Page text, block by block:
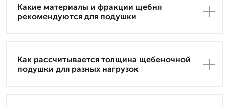
Какие материалы и фракции щебня
рекомендуются для подушки
Как рассчитывается толщина щебеночной
подушки для разных нагрузок